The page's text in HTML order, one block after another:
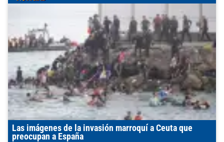
Las imágenes de la invasión marroquí a Ceuta que
preocupan a España